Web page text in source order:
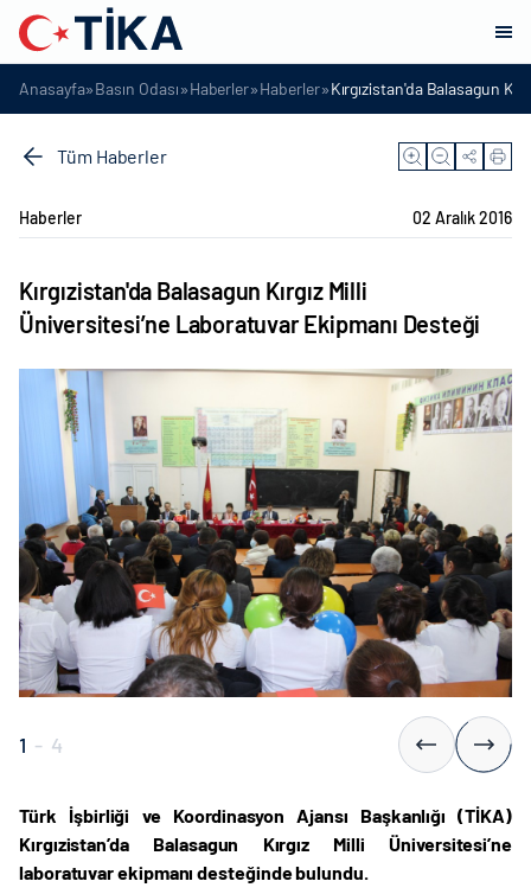
Anasayfa»Basın Odası»Haberler»Haberler»Kırgızistan'da Balasagun
Tüm Haberler
Haberler 02 Aralık 2016
Kırgızistan'da Balasagun Kırgız Milli
Üniversitesi’ne Laboratuvar Ekipmanı Desteği
1 - 4
Türk İşbirliği ve Koordinasyon Ajansı Başkanlığı (TİKA)
Kırgızistan’da Balasagun Kırgız Milli Üniversitesi’ne
laboratuvar ekipmanı desteğinde bulundu.